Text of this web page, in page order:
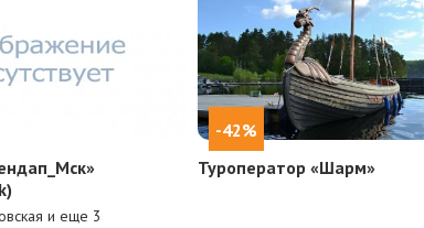
и еще 3
-42%
Туроператор «Шарм»